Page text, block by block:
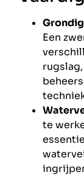
Een
te